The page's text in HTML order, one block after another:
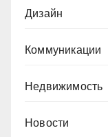
Дизайн
Коммуникации
Недвижимость
Новости